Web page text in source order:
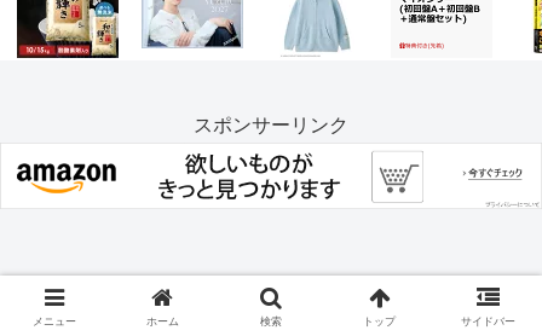
スポンサーリンク
スポンサーリンク
メニュー ホーム 検索 トップ サイドバー